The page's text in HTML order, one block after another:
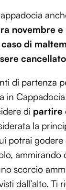
novembre e
di
cancellato
di partenza
in
di partire
la
potrai
ammirando
scorcio
dall’alto. Ti